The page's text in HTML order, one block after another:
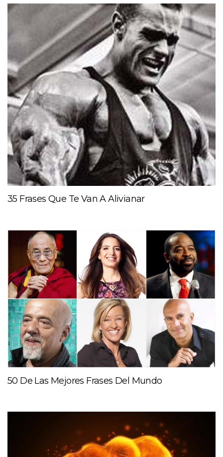
35 Frases Que Te Van A Alivianar
50 De Las Mejores Frases Del Mundo